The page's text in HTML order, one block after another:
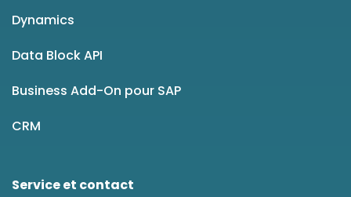
Dynamics
Data Block API
Business Add-On pour SAP
CRM
Service et contact